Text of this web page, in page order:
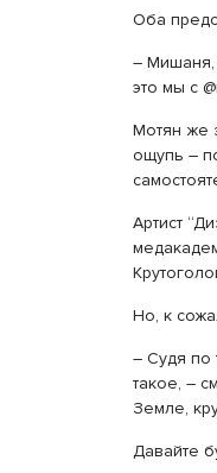
Оба
– Мишаня,
это мы с
Мотян же
ощупь –
Артист
Но, к
– Судя по
такое, –
Земле,
Давайте